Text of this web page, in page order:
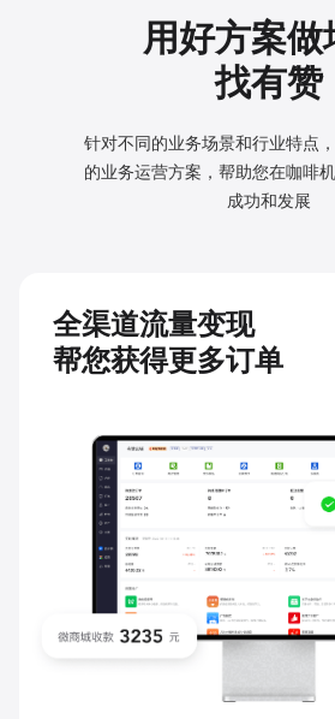
用好方案做
找有赞
针对不同的业务场景和行业特点
的业务运营方案，帮助您在咖啡
成功和发展
全渠道流量变现
帮您获得更多订单